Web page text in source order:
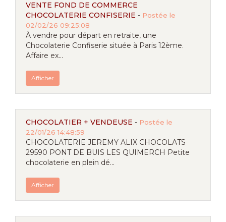
VENTE FOND DE COMMERCE
CHOCOLATERIE CONFISERIE - Postée le
02/02/26 09:25:08
À vendre pour départ en retraite, une
Chocolaterie Confiserie située à Paris 12ème.
Affaire ex...
Afficher
CHOCOLATIER + VENDEUSE - Postée le
22/01/26 14:48:59
CHOCOLATERIE JEREMY ALIX CHOCOLATS
29590 PONT DE BUIS LES QUIMERCH Petite
chocolaterie en plein dé...
Afficher